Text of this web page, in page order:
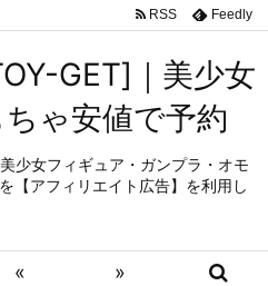
GET]｜美少女
ゃ安値で予約
少女フィギュア・ガンプラ・オモ
【アフィリエイト広告】を利用し
« »
RSS Feedly